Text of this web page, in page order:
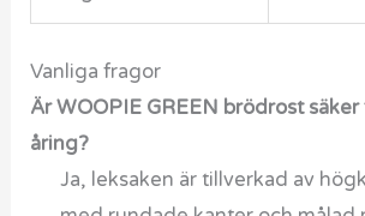
Vanliga fragor
Är WOOPIE GREEN brödrost
åring?
Ja, leksaken är tillverkad av